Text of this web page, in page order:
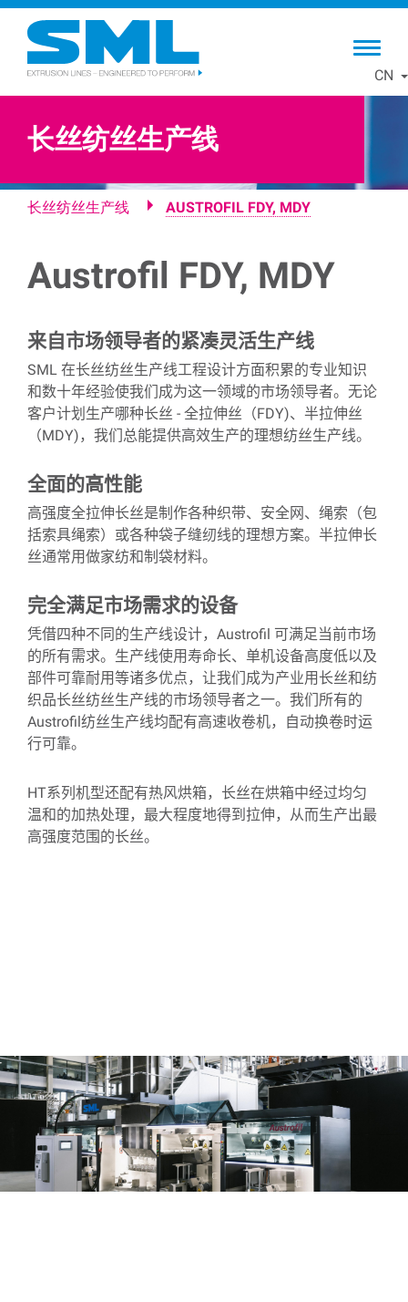
Skip
CN
长丝纺丝生产线
长丝纺丝生产线 AUSTROFIL FDY, MDY
Austrofil FDY, MDY
来自市场领导者的紧凑灵活生产线
SML 在长丝纺丝生产线工程设计方面积累的专业知识
和数十年经验使我们成为这一领域的市场领导者。无论
客户计划生产哪种长丝 - 全拉伸丝（FDY)、半拉伸丝
（MDY) ，我们总能提供高效生产的理想纺丝生产线。
全面的高性能
高强度全拉伸长丝是制作各种织带、安全网、绳索（包
括索具绳索）或各种袋子缝纫线的理想方案。半拉伸长
丝通常用做家纺和制袋材料。
完全满足市场需求的设备
凭借四种不同的生产线设计， Austrofil 可满足当前市场
的所有需求。生产线使用寿命长、单机设备高度低以及
部件可靠耐用等诸多优点，让我们成为产业用长丝和纺
织品长丝纺丝生产线的市场领导者之一。我们所有的
Austrofil纺丝生产线均配有高速收卷机，自动换卷时运
行可靠。
HT系列机型还配有热风烘箱，长丝在烘箱中经过均匀
温和的加热处理，最大程度地得到拉伸，从而生产出最
高强度范围的长丝。